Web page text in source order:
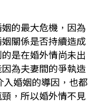
的最大危機，因為
關係是否持續造成
是在婚外情尚未出
為夫妻間的爭執造
入婚姻的導因，也都
，所以婚外情不見